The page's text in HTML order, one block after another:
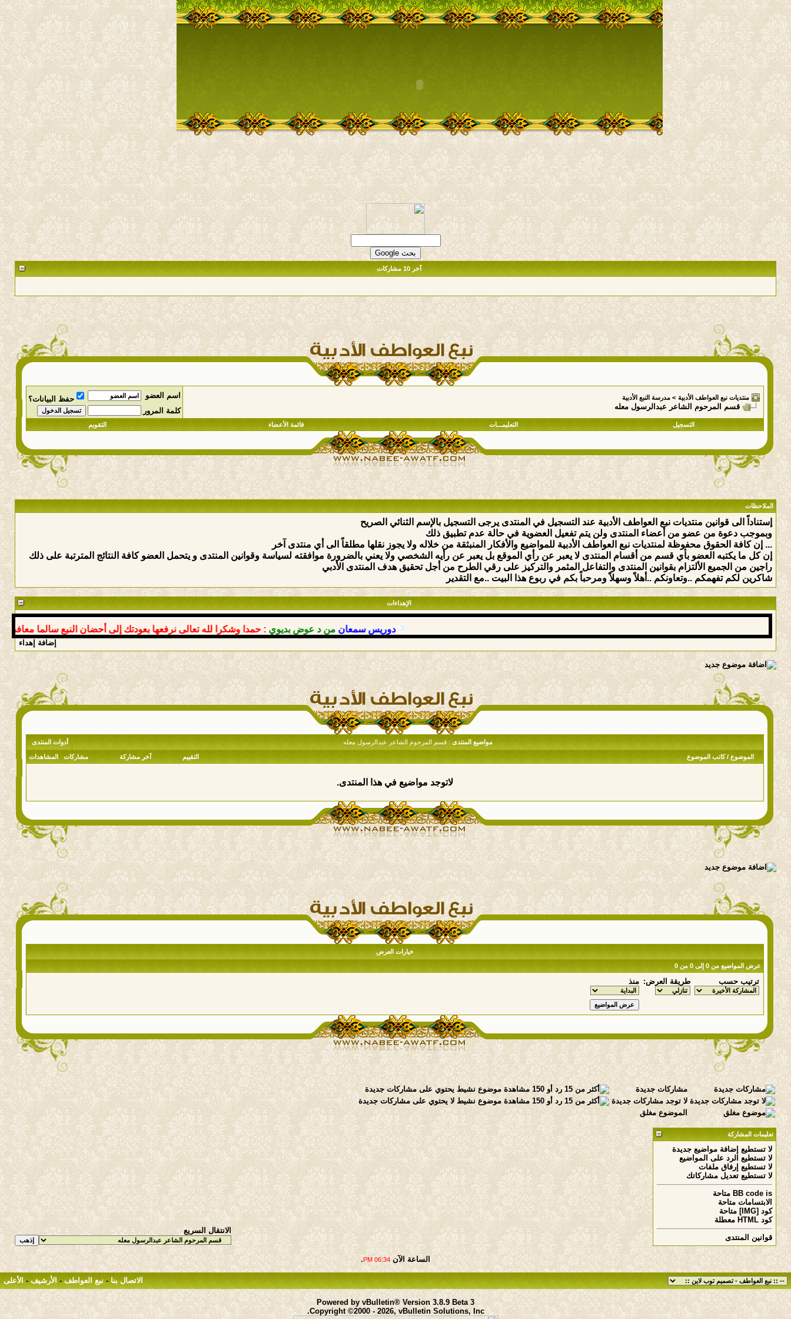
آخر 10 مشاركات
منتديات نبع العواطف الأدبية > مدرسة النبع الأدبية
قسم المرحوم الشاعر عبدالرسول معله
اسم العضو
حفظ البيانات؟
كلمة المرور
التسجيل التعليمـــات قائمة الأعضاء التقويم
الملاحظات
إستناداً الى قوانين منتديات نبع العواطف الأدبية عند التسجيل في المنتدى يرجى التسجيل بالإسم الثنائي الصريح
وبموجب دعوة من عضو من أعضاء المنتدى ولن يتم تفعيل العضوية في حالة عدم تطبيق ذلك
... إن كافة الحقوق محفوظة لمنتديات نبع العواطف الأدبية للمواضيع والأفكار المنبثقة من خلاله ولا يجوز نقلها مطلقاً الى أي منتدى آخر
إن كل ما يكتبه العضو بأي قسم من أقسام المنتدى لا يعبر عن رأي الموقع بل يعبر عن رأيه الشخصي ولا يعني بالضرورة موافقته لسياسة وقوانين المنتدى و يتحمل العضو كافة النتائج المترتبة على ذلك
راجين من الجميع الألتزام بقوانين المنتدى والتفاعل المثمر والتركيز على رقي الطرح من أجل تحقيق هدف المنتدى الأدبي
شاكرين لكم تفهمكم ..وتعاونكم ..أهلاً وسهلاً ومرحباً بكم في ربوع هذا البيت ..مع التقدير
الإهداءات
دوريس سمعان من د عوض بديوي : حمدا وشكرا لله تعالى نرفعها بعودتك إلى أحضان النبع سالما معافى د
إضافة إهداء
مواضيع المنتدى : قسم المرحوم الشاعر عبدالرسول معله أدوات المنتدى
التقييم الموضوع /كاتب الموضوع آخر مشاركة مشاركات المشاهدات
لاتوجد مواضيع في هذا المنتدى.
خيارات العرض
عرض المواضيع من 0 إلى 0 من 0
ترتيب حسب طريقة العرض: منذ
مشاركات جديدة
موضوع نشيط يحتوي على مشاركات جديدة
لا توجد مشاركات جديدة
موضوع نشيط لا يحتوي على مشاركات جديدة
الموضوع مغلق
تعليمات المشاركة
لا تستطيع إضافة مواضيع جديدة
لا تستطيع الرد على المواضيع
لا تستطيع إرفاق ملفات
لا تستطيع تعديل مشاركاتك
BB code is
متاحة
الابتسامات متاحة
كود [IMG]
متاحة
كود HTML
معطلة
قوانين المنتدى
الانتقال السريع
الساعة الآن06:34 PM
.
الاتصال بنا - نبع العواطف - الأرشيف - الأعلى
Powered by vBulletin® Version 3.8.9 Beta 3
Copyright ©2000 - 2026, vBulletin Solutions, Inc.